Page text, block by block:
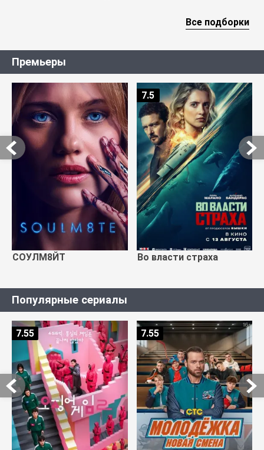
Все подборки
Премьеры
СОУЛМ8ЙТ Во власти страха
7.5
Популярные сериалы
7.55 7.55